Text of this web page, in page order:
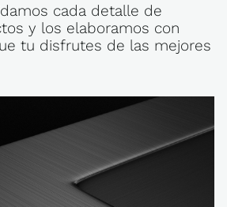
ELIGE
EXCELENCIA
cada detalle de
y los elaboramos con
tu disfrutes de las mejores